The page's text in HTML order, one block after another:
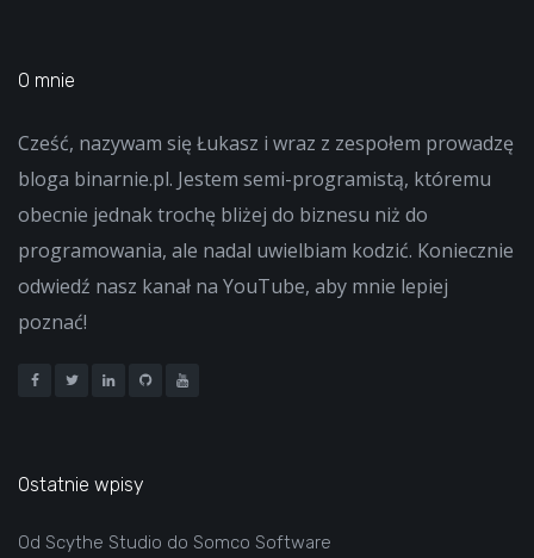
O mnie
Cześć, nazywam się Łukasz i wraz z zespołem prowadzę
bloga binarnie.pl. Jestem semi-programistą, któremu
obecnie jednak trochę bliżej do biznesu niż do
programowania, ale nadal uwielbiam kodzić. Koniecznie
odwiedź nasz kanał na YouTube, aby mnie lepiej
poznać!
Ostatnie wpisy
Od Scythe Studio do Somco Software